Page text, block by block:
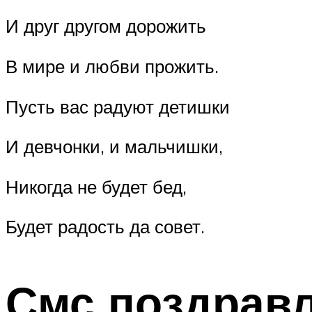
И друг другом дорожить
В мире и любви прожить.
Пусть вас радуют детишки
И девчонки, и мальчишки,
Никогда не будет бед,
Будет радость да совет.